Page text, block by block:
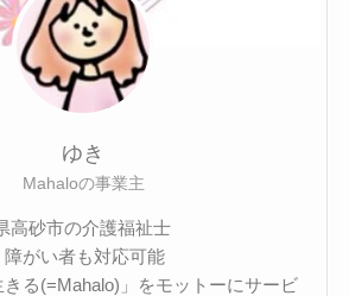
ゆき
Mahaloの事業主
高砂市の介護福祉士
がい者も対応可能
きる(=Mahalo)」をモットーにサービ